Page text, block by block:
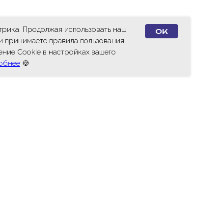
Продолжая использовать наш
принимаете правила пользования
Cookie в настройках вашего
🍪
OK